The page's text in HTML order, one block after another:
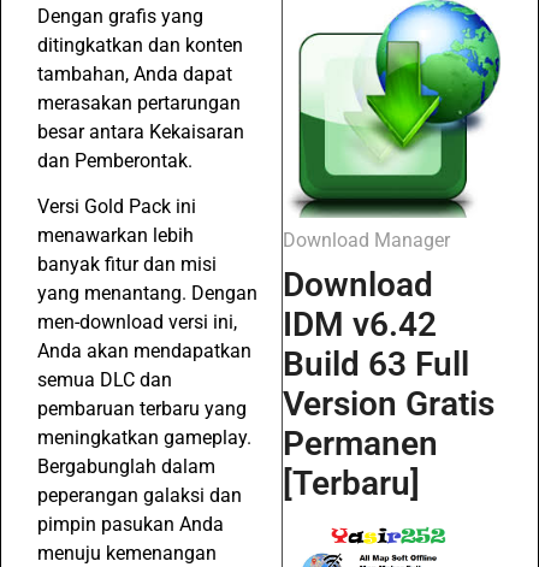
Dengan grafis yang
ditingkatkan dan konten
tambahan, Anda dapat
merasakan pertarungan
besar antara Kekaisaran
dan Pemberontak.
Versi Gold Pack ini
menawarkan lebih
banyak fitur dan misi
yang menantang. Dengan
men-download versi ini,
Anda akan mendapatkan
semua DLC dan
pembaruan terbaru yang
meningkatkan gameplay.
Bergabunglah dalam
peperangan galaksi dan
pimpin pasukan Anda
menuju kemenangan
Download Manager
Download
IDM v6.42
Build 63 Full
Version Gratis
Permanen
[Terbaru]